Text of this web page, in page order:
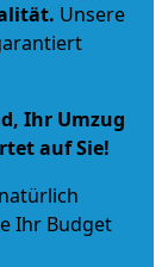
. Unsere
Ihr Umzug
auf Sie!
Ihr Budget